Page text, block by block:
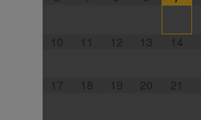
10 11 12 13 14
17 18 19 20 21